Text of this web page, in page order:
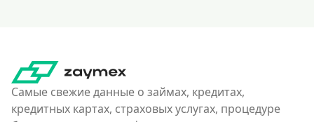
Самые свежие данные о займах, кредитах,
кредитных картах, страховых услугах, процедуре